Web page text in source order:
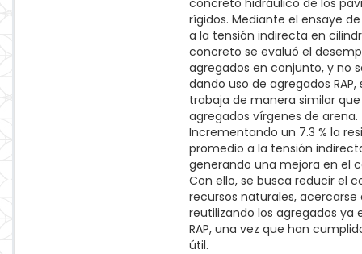
concreto hidráulico de los
rígidos. Mediante el ensaye
a la tensión indirecta en
concreto se evaluó el
agregados en conjunto, y no
dando uso de agregados RAP,
trabaja de manera similar que
agregados vírgenes de arena.
Incrementando un 7.3 % la
promedio a la tensión
generando una mejora en el
Con ello, se busca reducir el
recursos naturales, acercarse
reutilizando los agregados ya
RAP, una vez que han
útil.